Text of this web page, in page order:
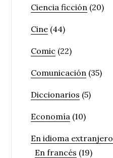
Ciencia ficción (20)
Cine (44)
Comic (22)
Comunicación (35)
Diccionarios (5)
Economía (10)
En idioma extranjero
En francés (19)